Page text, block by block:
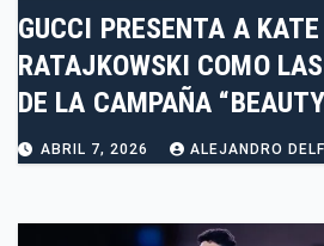
GUCCI PRESENTA A
RATAJKOWSKI COMO
DE LA CAMPAÑA
ABRIL 7, 2026 ALEJANDRO